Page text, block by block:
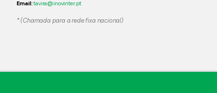
Email: tavira@inovinter.pt
* (Chamada para a rede fixa nacional)